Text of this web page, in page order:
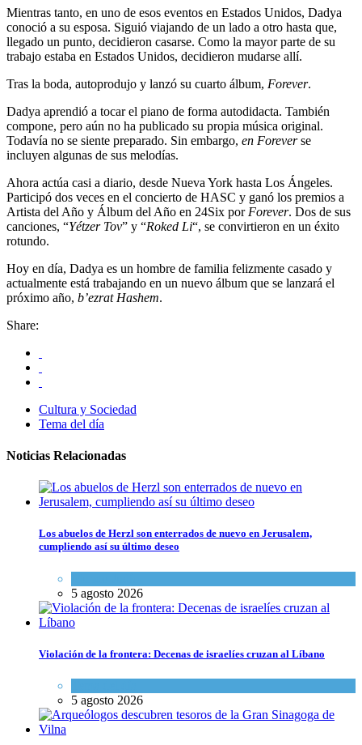
Mientras tanto, en uno de esos eventos en Estados Unidos, Dadya
conoció a su esposa. Siguió viajando de un lado a otro hasta que,
llegado un punto, decidieron casarse. Como la mayor parte de su
trabajo estaba en Estados Unidos, decidieron mudarse allí.
Tras la boda, autoprodujo y lanzó su cuarto álbum, Forever.
Dadya aprendió a tocar el piano de forma autodidacta. También
compone, pero aún no ha publicado su propia música original.
Todavía no se siente preparado. Sin embargo, en Foreverse
incluyen algunas de sus melodías.
Ahora actúa casi a diario, desde Nueva York hasta Los Ángeles.
Participó dos veces en el concierto de HASC y ganó los premios a
Artista del Año y Álbum del Año en 24Six por Forever. Dos de sus
canciones, “Yétzer Tov” y “Roked Li“, se convirtieron en un éxito
rotundo.
Hoy en día, Dadya es un hombre de familia felizmente casado y
actualmente está trabajando en un nuevo álbum que se lanzará el
próximo año, b’ezrat Hashem.
Share:
Cultura y Sociedad
Tema del día
Noticias Relacionadas
Los abuelos de Herzl son enterrados de nuevo en Jerusalem,
cumpliendo así su último deseo
5 agosto 2026
Violación de la frontera: Decenas de israelíes cruzan al Líbano
5 agosto 2026